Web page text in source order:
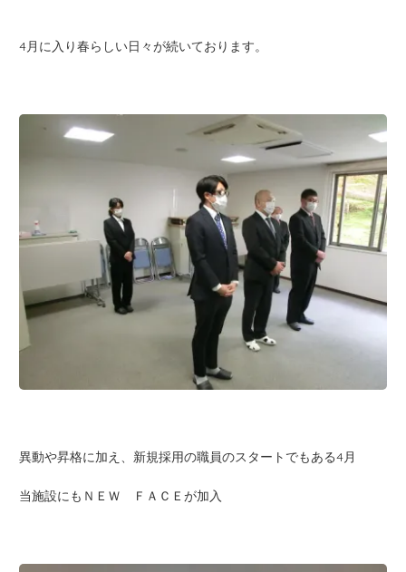
4月に入り春らしい日々が続いております。
異動や昇格に加え、新規採用の職員のスタートでもある4月
当施設にもＮＥＷ ＦＡＣＥが加入